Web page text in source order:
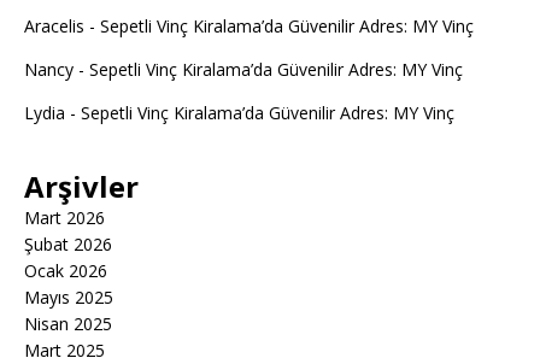
Aracelis - Sepetli Vinç Kiralama’da Güvenilir Adres: MY Vinç
Nancy - Sepetli Vinç Kiralama’da Güvenilir Adres: MY Vinç
Lydia - Sepetli Vinç Kiralama’da Güvenilir Adres: MY Vinç
Arşivler
Mart 2026
Şubat 2026
Ocak 2026
Mayıs 2025
Nisan 2025
Mart 2025